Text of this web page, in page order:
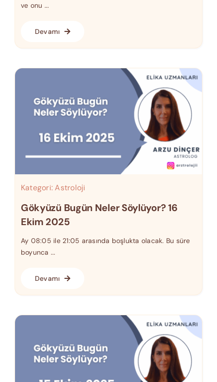
ve onu ...
Devamı
Kategori:Astroloji
Gökyüzü Bugün Neler Söylüyor? 16
Ekim 2025
Ay 08:05 ile 21:05 arasında boşlukta olacak. Bu süre
boyunca ...
Devamı